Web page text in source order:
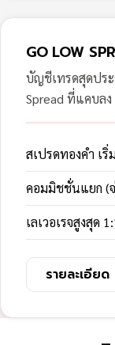
GO LOW
บัญชีเทรดสุดปร
Spread ที่แคบล
สเปรดทองคำ เ
คอมมิชชั่นแยก (
เลเวอเรจสูงสุด
รายละเอียด